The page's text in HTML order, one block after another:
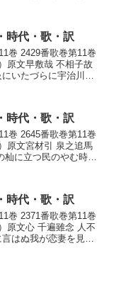
時代・歌・訳
巻 2429番歌巻第11巻
原文早敷哉 不相子故
いたづらに宇治川の
時代・歌・訳
巻 2645番歌巻第11巻
原文宮材引 泉之追馬
杣に立つ民のやむ時も
時代・歌・訳
巻 2371番歌巻第11巻
原文心 千遍雖念 人不
はぬ我が恋妻を見む